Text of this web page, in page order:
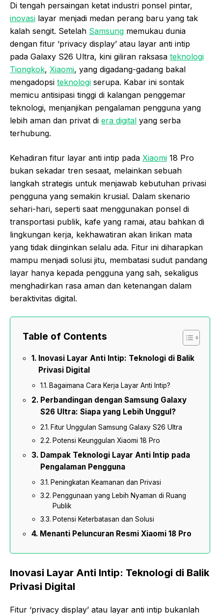
Di tengah persaingan ketat industri ponsel pintar,
inovasi layar menjadi medan perang baru yang tak
kalah sengit. Setelah Samsung memukau dunia
dengan fitur ‘privacy display’ atau layar anti intip
pada Galaxy S26 Ultra, kini giliran raksasa teknologi
Tiongkok, Xiaomi, yang digadang-gadang bakal
mengadopsi teknologi serupa. Kabar ini sontak
memicu antisipasi tinggi di kalangan penggemar
teknologi, menjanjikan pengalaman pengguna yang
lebih aman dan privat di era digital yang serba
terhubung.
Kehadiran fitur layar anti intip pada Xiaomi 18 Pro
bukan sekadar tren sesaat, melainkan sebuah
langkah strategis untuk menjawab kebutuhan privasi
pengguna yang semakin krusial. Dalam skenario
sehari-hari, seperti saat menggunakan ponsel di
transportasi publik, kafe yang ramai, atau bahkan di
lingkungan kerja, kekhawatiran akan lirikan mata
yang tidak diinginkan selalu ada. Fitur ini diharapkan
mampu menjadi solusi jitu, membatasi sudut pandang
layar hanya kepada pengguna yang sah, sekaligus
menghadirkan rasa aman dan ketenangan dalam
beraktivitas digital.
Table of Contents
Inovasi Layar Anti Intip: Teknologi di Balik
Privasi Digital
Bagaimana Cara Kerja Layar Anti Intip?
Perbandingan dengan Samsung Galaxy
S26 Ultra: Siapa yang Lebih Unggul?
Fitur Unggulan Samsung Galaxy S26 Ultra
Potensi Keunggulan Xiaomi 18 Pro
Dampak Teknologi Layar Anti Intip pada
Pengalaman Pengguna
Peningkatan Keamanan dan Privasi
Penggunaan yang Lebih Nyaman di Ruang
Publik
Potensi Keterbatasan dan Solusi
Menanti Peluncuran Resmi Xiaomi 18 Pro
Inovasi Layar Anti Intip: Teknologi di Balik
Privasi Digital
Fitur ‘privacy display’ atau layar anti intip bukanlah